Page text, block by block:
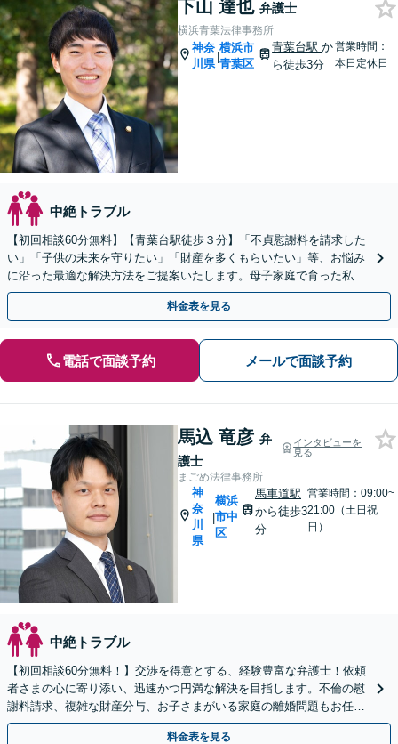
下山 達也 弁護士
横浜青葉法律事務所
神奈
川県
|
横浜市
青葉区
青葉台駅か
ら徒歩3分
営業時間：
本日定休日
中絶トラブル
【初回相談60分無料】【青葉台駅徒歩３分】「不貞慰謝料を請求した
い」「子供の未来を守りたい」「財産を多くもらいたい」等、お悩み
に沿った最適な解決方法をご提案いたします。母子家庭で育った私だ
からこそできるサポートを。【夜間・土日相談可】
料金表を見る
電話で面談予約 メールで面談予約
馬込 竜彦 弁
護士
インタビューを
見る
まごめ法律事務所
神
奈
川
県
|
横浜
市中
区
馬車道駅
から徒歩3
分
営業時間：09:00~
21:00（土日祝
日）
中絶トラブル
【初回相談60分無料！】交渉を得意とする、経験豊富な弁護士！依頼
者さまの心に寄り添い、迅速かつ円満な解決を目指します。不倫の慰
謝料請求、複雑な財産分与、お子さまがいる家庭の離婚問題もお任せ
ください【馬車道駅3分】
料金表を見る